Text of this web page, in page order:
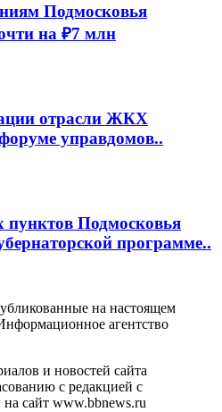
Подмосковья
на ₽7 млн
отрасли ЖКХ
управдомов..
Подмосковья
программе..
на настоящем
агентство
и новостей сайта
с редакцией с
на сайт www.bbnews.ru